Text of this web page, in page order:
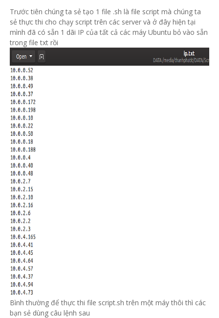
Trước tiên chúng ta sẻ tạo 1 file .sh là file script mà chúng ta
sẻ thực thi cho chạy script trên các server và ở đây hiện tại
mình đã có sẵn 1 dãi IP của tất cả các máy Ubuntu bỏ vào sẵn
trong file txt rồi
Bình thường để thực thi file script.sh trên một máy thôi thì các
bạn sẻ dùng câu lệnh sau